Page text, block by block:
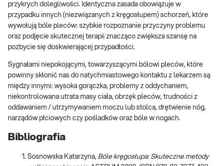
przykrych dolegliwości. Identyczna zasada obowiązuje w
przypadku innych (niezwiązanych z kręgosłupem) schorzeń, które
wywołują bóle pleców: szybkie rozpoznanie przyczyny problemu
oraz podjęcie skutecznej terapii znacząco zwiększa szansę na
pozbycie się doskwierającej przypadłości.
Sygnałami niepokojącymi, towarzyszącymi bólowi pleców, które
powinny skłonić nas do natychmiastowego kontaktu z lekarzem są
między innymi: wysoka gorączka, problemy z oddychaniem,
niekontrolowana utrata masy ciała, obrzęk pleców, trudności z
oddawaniem / utrzymywaniem moczu lub stolca, drętwienie nóg,
narządów płciowych czy pośladków oraz bóle w nogach.
Bibliografia
Sosnowska Katarzyna, Bóle kręgosłupa: Skuteczne metody